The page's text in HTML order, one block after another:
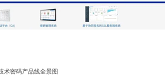
术密码产品线全景图